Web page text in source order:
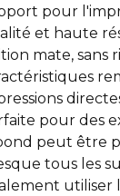
pour
et haute
mate, sans
pour des
peut être
tous les
utiliser